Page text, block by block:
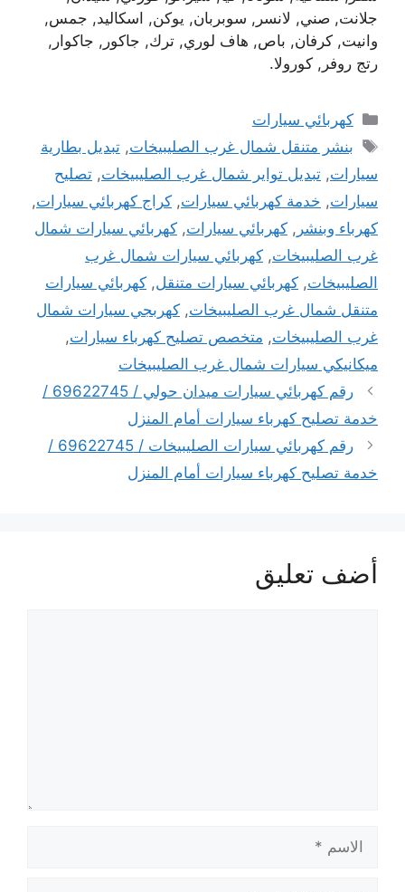
جلانت, صني, لانسر, سوبربان, يوكن, اسكاليد, جمس,
وانيت, كرفان, باص, هاف لوري, ترك, جاكور, جاكوار,
رتج روفر, كورولا.
التصنيفات
كهربائي سيارات
الوسوم
بنشر متنقل شمال غرب الصليبيخات,تبديل بطارية
سيارات, تبديل تواير شمال غرب الصليبيخات, تصليح
سيارات, خدمة كهربائي سيارات, كراج كهربائي سيارات,
كهرباء وبنشر , كهربائي سيارات, كهربائي سيارات شمال
غرب الصليبيخات, كهربائي سيارات شمال غرب
الصليبيخات, كهربائي سيارات متنقل, كهربائي سيارات
متنقل شمال غرب الصليبيخات, كهربجي سيارات شمال
غرب الصليبيخات, متخصص تصليح كهرباء سيارات,
ميكانيكي سيارات شمال غرب الصليبيخات
رقم كهربائي سيارات ميدان حولي / 69622745 /
خدمة تصليح كهرباء سيارات أمام المنزل
رقم كهربائي سيارات الصليبيخات / 69622745 /
خدمة تصليح كهرباء سيارات أمام المنزل
أضف تعليق
الاسم
البريد